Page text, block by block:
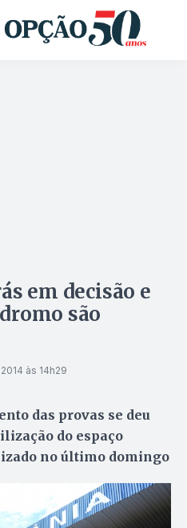
em decisão e
são
às 14h29
das provas se deu
do espaço
no último domingo